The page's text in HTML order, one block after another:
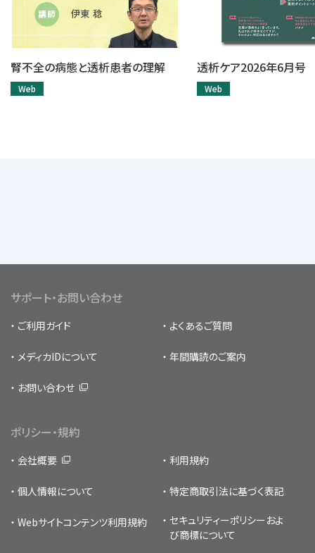
腎不全の病態と透析患者の理解
Web
透析ケア2026年6月号
Web
サポート・お問い合わせ
ご利用ガイド よくあるご質問
メディカIDについて 年間購読のご案内
お問い合わせ
ポリシー・規約
会社概要 利用規約
個人情報について 特定商取引法に基づく表記
Webサイトコンテンツ利用規約 セキュリティーポリシー およ
び商標について